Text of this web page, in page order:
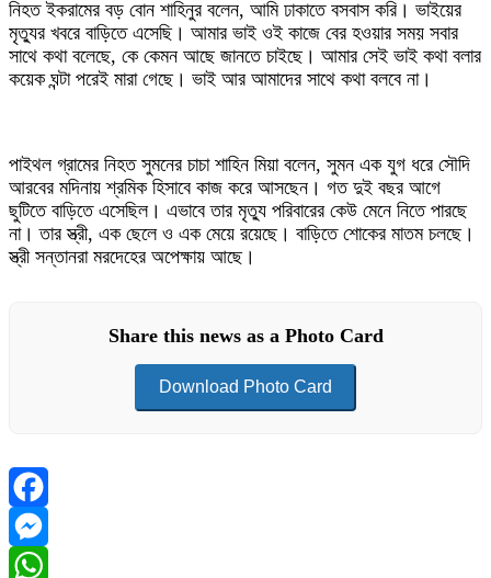
নিহত ইকরামের বড় বোন শাহিনুর বলেন, আমি ঢাকাতে বসবাস করি। ভাইয়ের
মৃত্যুর খবরে বাড়িতে এসেছি। আমার ভাই ওই কাজে বের হওয়ার সময় সবার
সাথে কথা বলেছে, কে কেমন আছে জানতে চাইছে। আমার সেই ভাই কথা বলার
কয়েক ঘন্টা পরেই মারা গেছে। ভাই আর আমাদের সাথে কথা বলবে না।
পাইথল গ্রামের নিহত সুমনের চাচা শাহিন মিয়া বলেন, সুমন এক যুগ ধরে সৌদি
আরবের মদিনায় শ্রমিক হিসাবে কাজ করে আসছেন। গত দুই বছর আগে
ছুটিতে বাড়িতে এসেছিল। এভাবে তার মৃত্যু পরিবারের কেউ মেনে নিতে পারছে
না। তার স্ত্রী, এক ছেলে ও এক মেয়ে রয়েছে। বাড়িতে শোকের মাতম চলছে।
স্ত্রী সন্তানরা মরদেহের অপেক্ষায় আছে।
Share this news as a Photo Card
Download Photo Card
Facebook
Messenger